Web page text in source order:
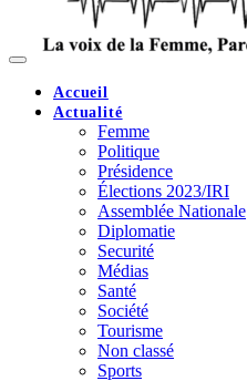
Accueil
Actualité
Femme
Politique
Présidence
Élections 2023/IRI
Assemblée Nationale
Diplomatie
Securité
Médias
Santé
Société
Tourisme
Non classé
Sports